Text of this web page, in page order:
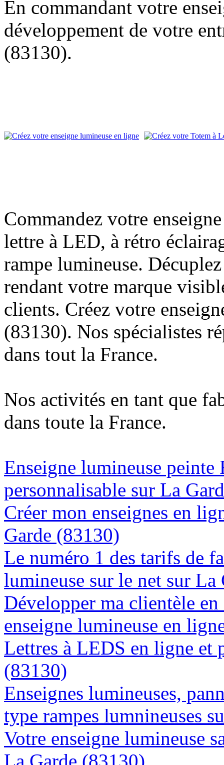
En commandant votre
développement de votre
(83130).
Commandez votre
lettre à LED, à rétro
rampe lumineuse.
rendant votre marque
clients. Créez votre
(83130). Nos spécialistes
dans tout la France.
Nos activités en tant que
dans toute la France.
Enseigne lumineuse
personnalisable sur La
Créer mon enseignes en
Garde (83130)
Le numéro 1 des tarifs de
lumineuse sur le net sur La
Développer ma clientèle
enseigne lumineuse en
Lettres à LEDS en ligne et
(83130)
Enseignes lumineuses,
type rampes lumnineuses
Votre enseigne lumineuse
La Garde (83130)